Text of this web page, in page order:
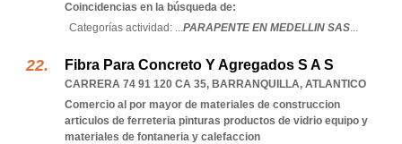
Coincidencias en la búsqueda de:
Categorías actividad: ...PARAPENTE EN MEDELLIN SAS...
Fibra Para Concreto Y Agregados S A S
CARRERA 74 91 120 CA 35, BARRANQUILLA, ATLANTICO
Comercio al por mayor de materiales de construccion
articulos de ferreteria pinturas productos de vidrio equipo y
materiales de fontaneria y calefaccion